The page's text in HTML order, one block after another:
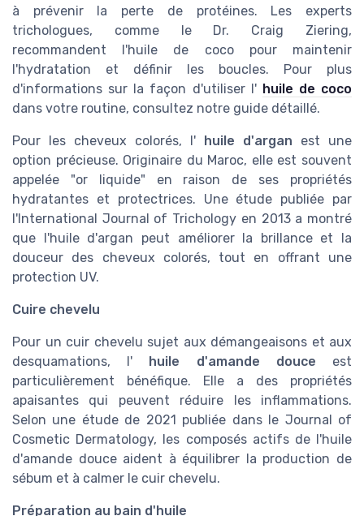
à prévenir la perte de protéines. Les experts
trichologues, comme le Dr. Craig Ziering,
recommandent l'huile de coco pour maintenir
l'hydratation et définir les boucles. Pour plus
d'informations sur la façon d'utiliser l' huile de coco
dans votre routine, consultez notre guide détaillé.
Pour les cheveux colorés, l' huile d'argan est une
option précieuse. Originaire du Maroc, elle est souvent
appelée "or liquide" en raison de ses propriétés
hydratantes et protectrices. Une étude publiée par
l'International Journal of Trichology en 2013 a montré
que l'huile d'argan peut améliorer la brillance et la
douceur des cheveux colorés, tout en offrant une
protection UV.
Cuire chevelu
Pour un cuir chevelu sujet aux démangeaisons et aux
desquamations, l' huile d'amande douce est
particulièrement bénéfique. Elle a des propriétés
apaisantes qui peuvent réduire les inflammations.
Selon une étude de 2021 publiée dans le Journal of
Cosmetic Dermatology, les composés actifs de l'huile
d'amande douce aident à équilibrer la production de
sébum et à calmer le cuir chevelu.
Préparation au bain d'huile